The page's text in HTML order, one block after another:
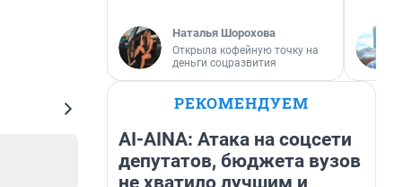
Наталья Шорохова
Открыла кофейную точку на
деньги соцразвития
РЕКОМЕНДУЕМ
AI-AINA: Атака на соцсети
депутатов, бюджета вузов
не хватило лучшим и